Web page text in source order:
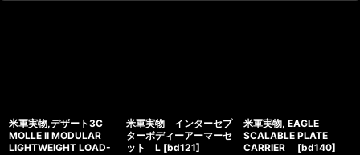
米軍実物,デザート3C
MOLLE II MODULAR
LIGHTWEIGHT LOAD-
米軍実物 インターセプ
ターボディーアーマーセ
ット L [bd121]
米軍実物, EAGLE
SCALABLE PLATE
CARRIER
[bd140]